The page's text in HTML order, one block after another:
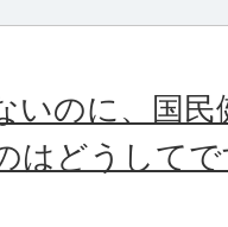
いのに、国民
はどうして